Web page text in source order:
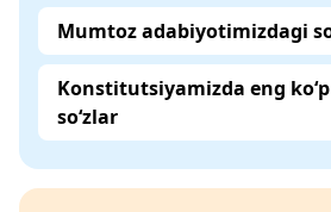
Mumtoz adabiyotimizdagi
Konstitutsiyamizda eng
so‘zlar